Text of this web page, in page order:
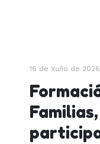
16 de Xuño de 2026